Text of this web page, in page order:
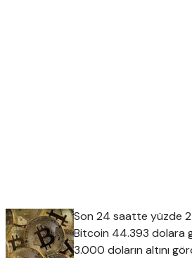
Son 24 saatte yüzde
Bitcoin 44.393 dolara
3.000 doların altını